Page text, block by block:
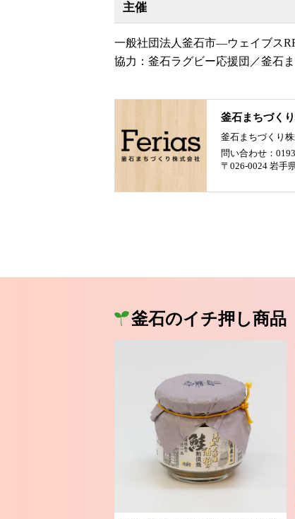
主催
一般社団法人釜石市―ウェイブス
協力：釜石ラグビー応援団／釜石
釜石まちづく
釜石まちづくり
問い合わせ：
〒026-0024 岩手
釜石のイチ押し商品